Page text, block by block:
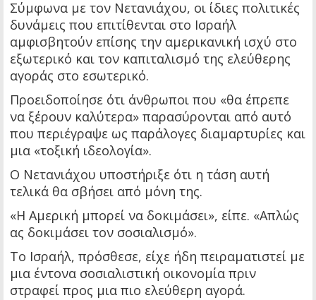
Σύμφωνα με τον Νετανιάχου, οι ίδιες πολιτικές
δυνάμεις που επιτίθενται στο Ισραήλ
αμφισβητούν επίσης την αμερικανική ισχύ στο
εξωτερικό και τον καπιταλισμό της ελεύθερης
αγοράς στο εσωτερικό.
Προειδοποίησε ότι άνθρωποι που «θα έπρεπε
να ξέρουν καλύτερα» παρασύρονται από αυτό
που περιέγραψε ως παράλογες διαμαρτυρίες και
μια «τοξική ιδεολογία».
Ο Νετανιάχου υποστήριξε ότι η τάση αυτή
τελικά θα σβήσει από μόνη της.
«Η Αμερική μπορεί να δοκιμάσει», είπε. «Απλώς
ας δοκιμάσει τον σοσιαλισμό».
Το Ισραήλ, πρόσθεσε, είχε ήδη πειραματιστεί με
μια έντονα σοσιαλιστική οικονομία πριν
στραφεί προς μια πιο ελεύθερη αγορά.